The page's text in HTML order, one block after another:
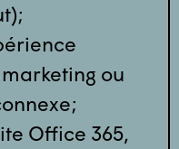
ou
Office 365,